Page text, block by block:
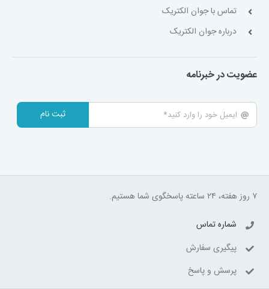
تماس با جوان الکتریک
درباره جوان الکتریک
عضویت در خبرنامه
ثبت نام
۷ روز هفته، ۲۴ ساعته پاسخگوی شما هستیم.
شماره تماس
پیگیری سفارش
پرسش و پاسخ